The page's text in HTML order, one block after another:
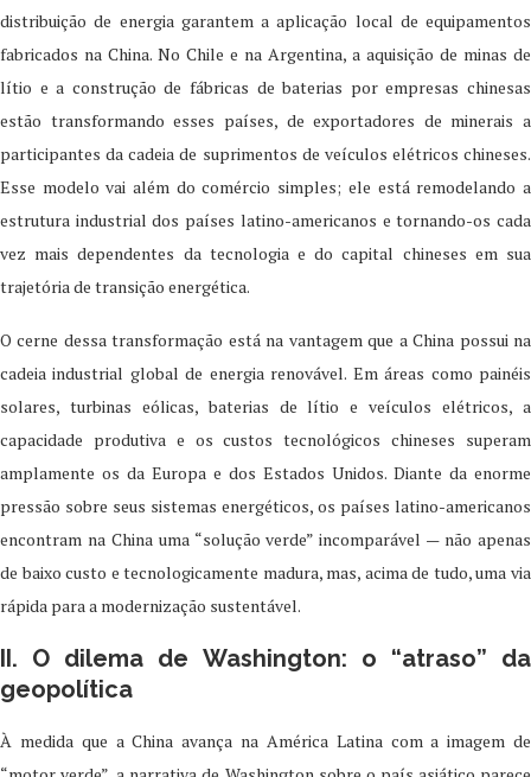
distribuição de energia garantem a aplicação local de equipamentos
fabricados na China. No Chile e na Argentina, a aquisição de minas de
lítio e a construção de fábricas de baterias por empresas chinesas
estão transformando esses países, de exportadores de minerais a
participantes da cadeia de suprimentos de veículos elétricos chineses.
Esse modelo vai além do comércio simples; ele está remodelando a
estrutura industrial dos países latino-americanos e tornando-os cada
vez mais dependentes da tecnologia e do capital chineses em sua
trajetória de transição energética.
O cerne dessa transformação está na vantagem que a China possui na
cadeia industrial global de energia renovável. Em áreas como painéis
solares, turbinas eólicas, baterias de lítio e veículos elétricos, a
capacidade produtiva e os custos tecnológicos chineses superam
amplamente os da Europa e dos Estados Unidos. Diante da enorme
pressão sobre seus sistemas energéticos, os países latino-americanos
encontram na China uma “solução verde” incomparável — não apenas
de baixo custo e tecnologicamente madura, mas, acima de tudo, uma via
rápida para a modernização sustentável.
II. O dilema de Washington: o “atraso” da
geopolítica
À medida que a China avança na América Latina com a imagem de